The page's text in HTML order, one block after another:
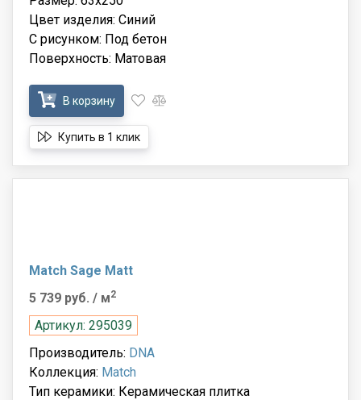
Цвет изделия: Синий
С рисунком: Под бетон
Поверхность: Матовая
В корзину
Купить в 1 клик
Match Sage Matt
5 739 руб. / м2
Артикул: 295039
Производитель: DNA
Коллекция: Match
Тип керамики: Керамическая плитка